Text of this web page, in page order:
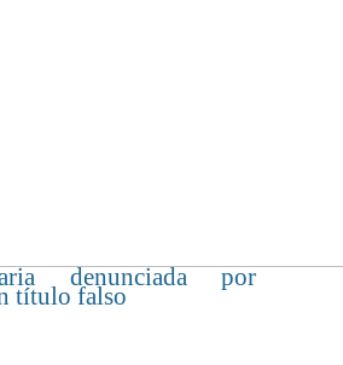
denunciada por
título falso